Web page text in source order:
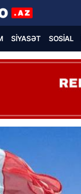
SIYASƏT SOSIAL